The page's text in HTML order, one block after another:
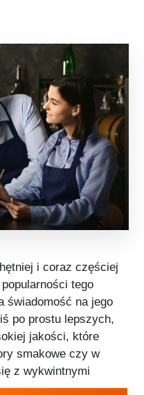
i coraz częściej
tego
świadomość na jego
po prostu lepszych,
jakości, które
smakowe czy w
z wykwintnymi